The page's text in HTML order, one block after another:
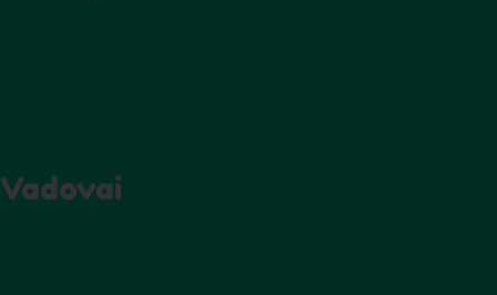
Vadovai